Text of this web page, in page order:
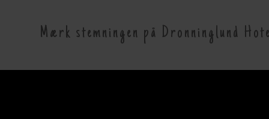
Mærk stemningen på Dronninglund